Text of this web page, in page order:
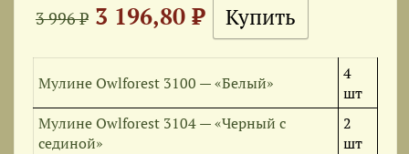
3 996 ₽ 3 196,80 ₽
Мулине Owlforest 3100 — «Белый»
4
шт
Мулине Owlforest 3104 — «Черный с
сединой»
2
шт